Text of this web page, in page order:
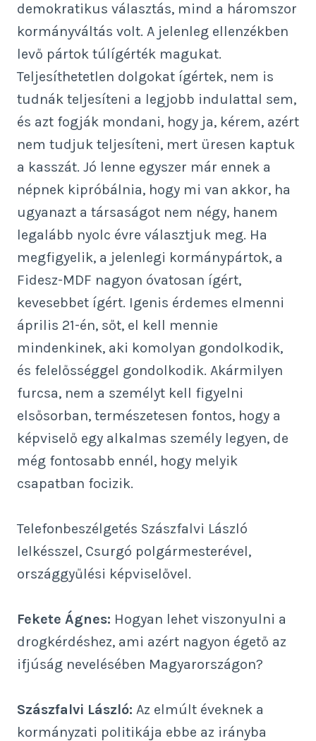
demokratikus választás, mind a háromszor
kormányváltás volt. A jelenleg ellenzékben
levő pártok túlígérték magukat.
Teljesíthetetlen dolgokat ígértek, nem is
tudnák teljesíteni a legjobb indulattal sem,
és azt fogják mondani, hogy ja, kérem, azért
nem tudjuk teljesíteni, mert üresen kaptuk
a kasszát. Jó lenne egyszer már ennek a
népnek kipróbálnia, hogy mi van akkor, ha
ugyanazt a társaságot nem négy, hanem
legalább nyolc évre választjuk meg. Ha
megfigyelik, a jelenlegi kormánypártok, a
Fidesz-MDF nagyon óvatosan ígért,
kevesebbet ígért. Igenis érdemes elmenni
április 21-én, sőt, el kell mennie
mindenkinek, aki komolyan gondolkodik,
és felelősséggel gondolkodik. Akármilyen
furcsa, nem a személyt kell figyelni
elsősorban, természetesen fontos, hogy a
képviselő egy alkalmas személy legyen, de
még fontosabb ennél, hogy melyik
csapatban focizik.
Telefonbeszélgetés Szászfalvi László
lelkésszel, Csurgó polgármesterével,
országgyűlési képviselővel.
Fekete Ágnes: Hogyan lehet viszonyulni a
drogkérdéshez, ami azért nagyon égető az
ifjúság nevelésében Magyarországon?
Szászfalvi László: Az elmúlt éveknek a
kormányzati politikája ebbe az irányba